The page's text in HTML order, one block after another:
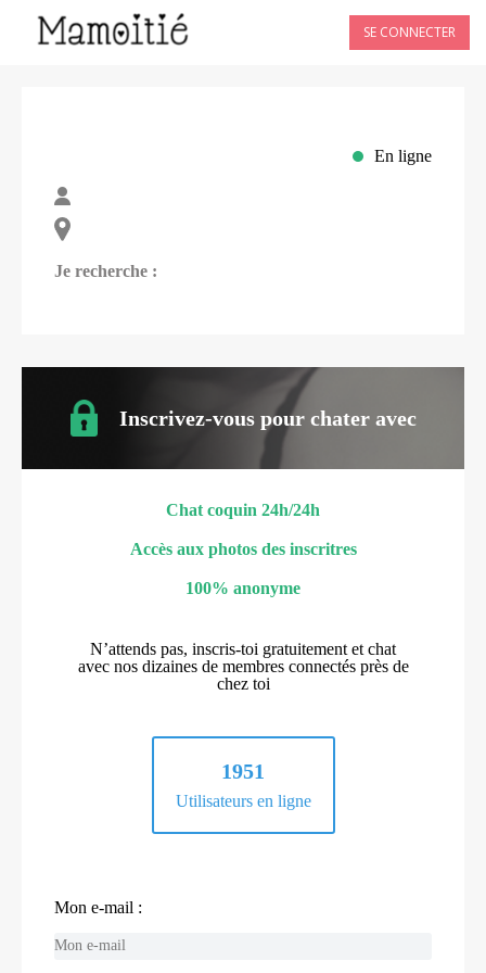
SE CONNECTER
En ligne
Je recherche :
Inscrivez-vous pour chater avec
Chat coquin 24h/24h
Accès aux photos des inscritres
100% anonyme
N’attends pas, inscris-toi gratuitement et chat
avec nos dizaines de membres connectés près de
chez toi
1951
Utilisateurs en ligne
Mon e-mail :